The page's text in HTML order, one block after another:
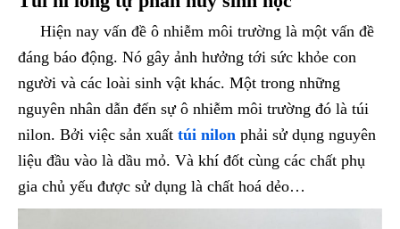
Hiện nay vấn đề ô nhiễm môi trường là một vấn đề
đáng báo động. Nó gây ảnh hưởng tới sức khỏe con
người và các loài sinh vật khác. Một trong những
nguyên nhân dẫn đến sự ô nhiễm môi trường đó là túi
nilon. Bởi việc sản xuất túi nilon phải sử dụng nguyên
liệu đầu vào là dầu mỏ. Và khí đốt cùng các chất phụ
gia chủ yếu được sử dụng là chất hoá dẻo…